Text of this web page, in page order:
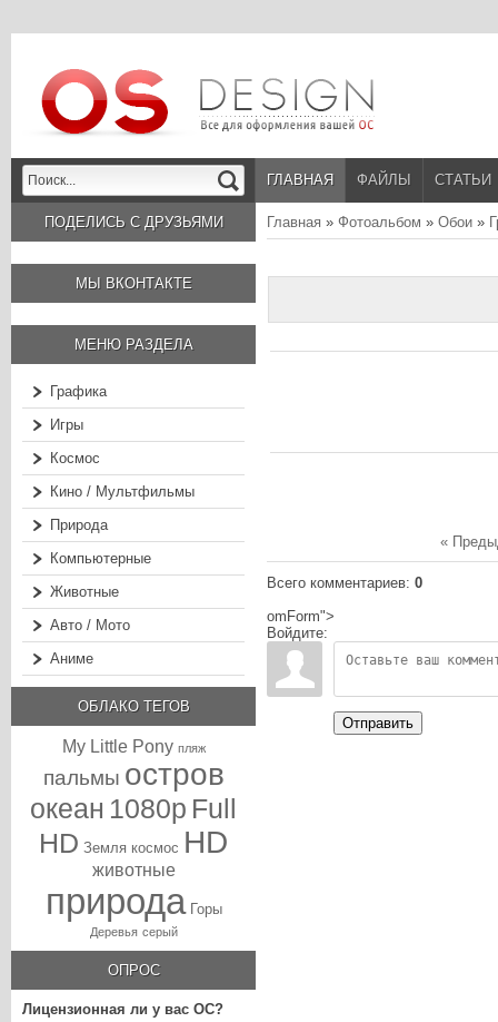
ГЛАВНАЯ ФАЙЛЫ СТАТЬИ
ПОДЕЛИСЬ С ДРУЗЬЯМИ
МЫ ВКОНТАКТЕ
МЕНЮ РАЗДЕЛА
Графика
Игры
Космос
Кино / Мультфильмы
Природа
Компьютерные
Животные
Авто / Мото
Аниме
ОБЛАКО ТЕГОВ
My Little Pony пляж
пальмы остров
океан 1080p Full
HD Земля космос HD
животные
природа Горы
Деревья серый
ОПРОС
Лицензионная ли у вас ОС?
Главная » Фотоальбом » Обои »
«
Всего комментариев: 0
omForm">
Войдите:
Отправить